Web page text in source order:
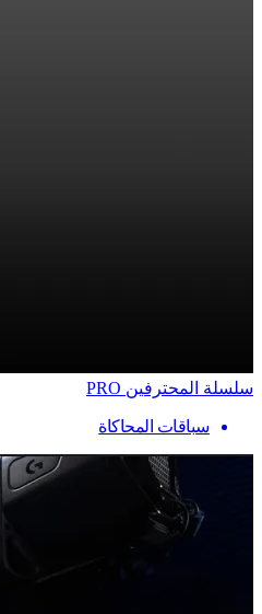
سلسلة المحترفين PRO
سباقات المحاكاة